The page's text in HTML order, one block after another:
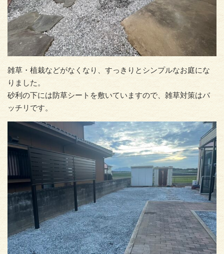
雑草・植栽などがなくなり、すっきりとシンプルなお庭にな
りました。
砂利の下には防草シートを敷いていますので、雑草対策はバ
ッチリです。